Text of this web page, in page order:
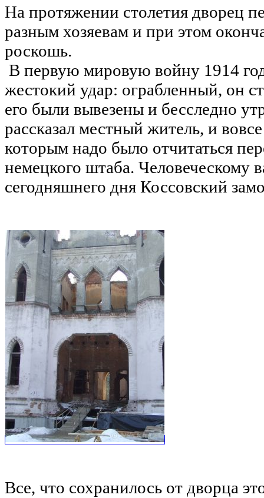
На протяжении столетия дворец
разным хозяевам и при этом
роскошь.
В первую мировую войну 1914
жестокий удар: ограбленный, он
его были вывезены и бесследно
рассказал местный житель, и
которым надо было отчитаться
немецкого штаба. Человеческому
сегодняшнего дня Коссовский
Все, что сохранилось от дворца